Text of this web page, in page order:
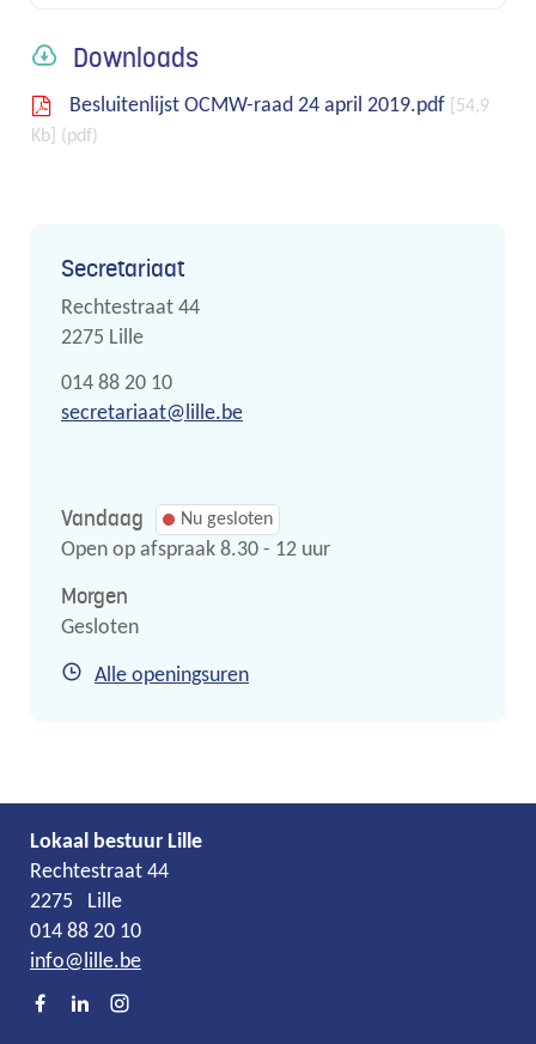
Downloads
Besluitenlijst OCMW-raad 24 april 2019.pdf
54,9
Kb
pdf
Contact
Secretariaat
Adres
Rechtestraat 44
,2275 Lille
Tel.
014 88 20 10
E-
secretariaat@ lille.be
Vandaag Nu gesloten
Open op afspraak 8.30 - 12 uur
Morgen
Gesloten
Alle openingsurenSecretariaat
Lokaal bestuur Lille
Adres
Rechtestraat 44
2275
Lille
Tel.
014 88 20 10
E-
mail
info@lille.be